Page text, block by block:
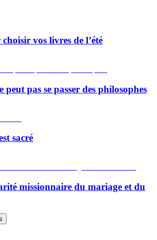
vos livres de l’été
pas se passer des philosophes
sacré
missionnaire du mariage et du